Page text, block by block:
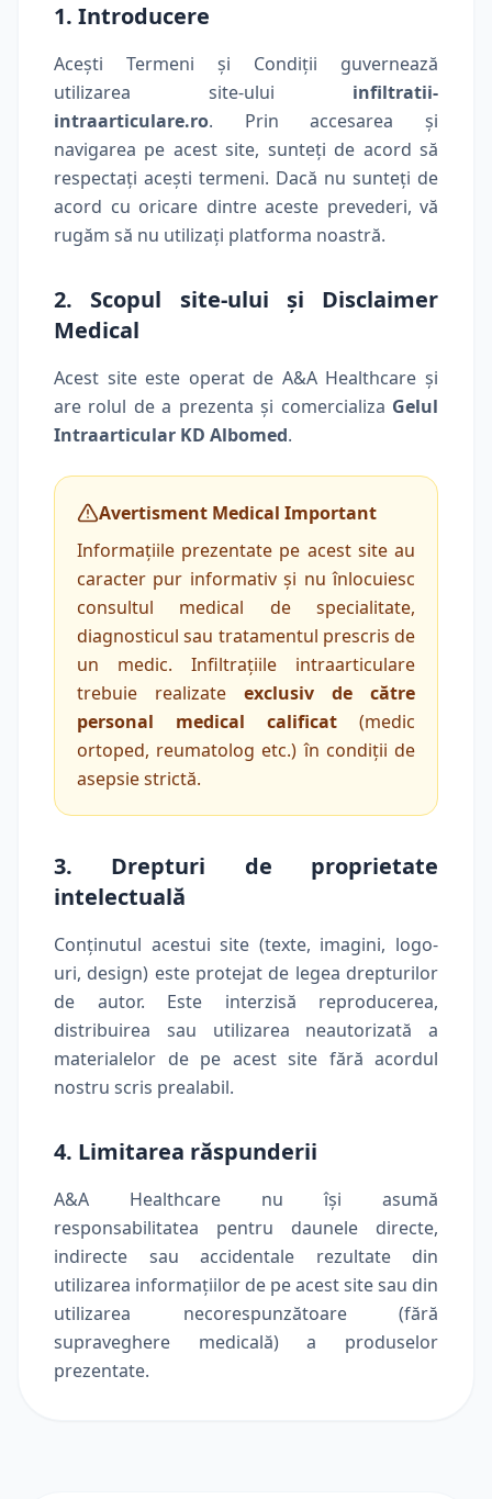
1. Introducere
Acești Termeni și Condiții guvernează
utilizarea site-ului infiltratii-
intraarticulare.ro. Prin accesarea și
navigarea pe acest site, sunteți de acord să
respectați acești termeni. Dacă nu sunteți de
acord cu oricare dintre aceste prevederi, vă
rugăm să nu utilizați platforma noastră.
2. Scopul site-ului și Disclaimer
Medical
Acest site este operat de A&A Healthcare și
are rolul de a prezenta și comercializa Gelul
Intraarticular KD Albomed.
Avertisment Medical Important
Informațiile prezentate pe acest site au
caracter pur informativ și nu înlocuiesc
consultul medical de specialitate,
diagnosticul sau tratamentul prescris de
un medic. Infiltrațiile intraarticulare
trebuie realizate exclusiv de către
personal medical calificat (medic
ortoped, reumatolog etc.) în condiții de
asepsie strictă.
3. Drepturi de proprietate
intelectuală
Conținutul acestui site (texte, imagini, logo-
uri, design) este protejat de legea drepturilor
de autor. Este interzisă reproducerea,
distribuirea sau utilizarea neautorizată a
materialelor de pe acest site fără acordul
nostru scris prealabil.
4. Limitarea răspunderii
A&A Healthcare nu își asumă
responsabilitatea pentru daunele directe,
indirecte sau accidentale rezultate din
utilizarea informațiilor de pe acest site sau din
utilizarea necorespunzătoare (fără
supraveghere medicală) a produselor
prezentate.